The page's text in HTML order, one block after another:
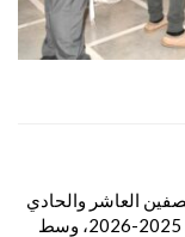
العاشر والحادي
عشر للفصل الدراسي الأول من العام الدراسي 2025-2026، وسط